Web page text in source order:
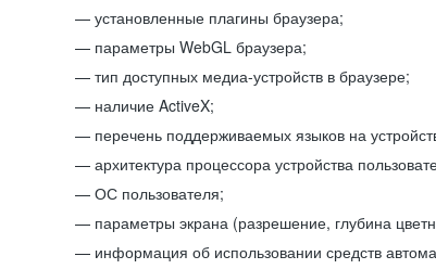
установленные плагины браузера;
параметры WebGL браузера;
тип доступных медиа-устройств в браузере;
наличие ActiveX;
перечень поддерживаемых языков на
архитектура процессора устройства
ОС пользователя;
параметры экрана (разрешение, глубина
информация об использовании средств